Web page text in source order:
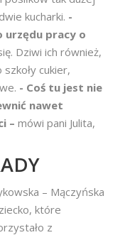
kucharki. -
urzędu pracy o
Dziwi ich również,
cukier,
- Coś tu jest nie
nawet
– mówi pani Julita,
– Mączyńska
które
z